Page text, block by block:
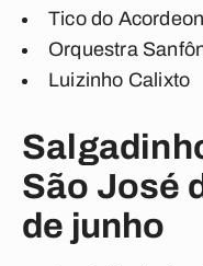
Tico do Acordeon
Orquestra
Luizinho Calixto
São José
de junho